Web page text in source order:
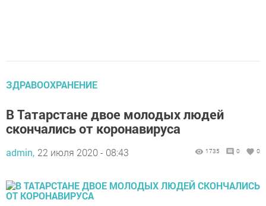
ЗДРАВООХРАНЕНИЕ
В Татарстане двое молодых людей
скончались от коронавируса
admin, 22 июля 2020 - 08:43 1735 0 0